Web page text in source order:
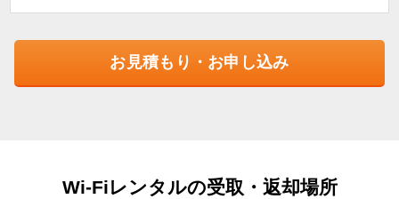
お見積もり・お申し込み
Wi-Fiレンタルの受取・返却場所